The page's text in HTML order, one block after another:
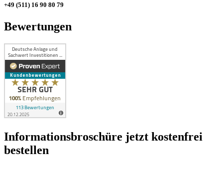
+49 (511) 16 90 80 79
Bewertungen
Infor­mations­broschüre jetzt kosten­frei
bestellen